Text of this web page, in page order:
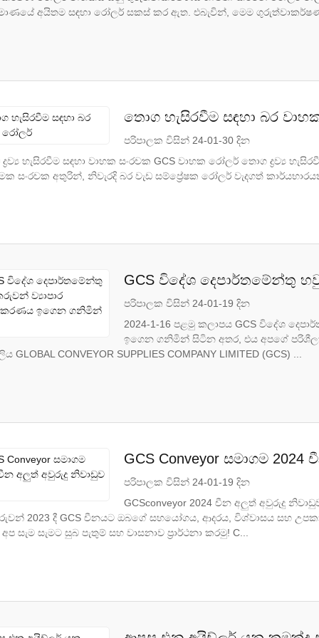
අයිතම සඳහා රෝලර් සකස් කර ඇත. එබැවින්, මෙම
තොග හැසිරවීම සඳහා බර
පරිපාලක විසින් 24-01-30 දින
ද්‍රව්‍ය හැසිරවීම සඳහා වාහක සංරචක GCS වාහක රෝලර් තොග ද්‍රව්‍ය
සංරචක අතුරින්, නිවැරදි බර වැඩ සම්ප්‍රේෂක රෝලර් වැදගත්
GCS විදේශ දෙපාර්තමේන්තු
ඉගෙන ගනිමින් සිටී
පරිපාලක විසින් 24-01-19 දින
2024-1-16 පළමු කලාපය GCS විදේශ
ඉගෙන ගනිමින් සිටින අතර, එය අපගේ
GLOBAL CONVEYOR SUPPLIES COMPANY LIMITED (GCS) ...
GCS Conveyor සමාගම
පරිපාලක විසින් 24-01-19 දින
GCSconveyor 2024 චීන අලුත් අවුරුදු
2023 දී GCS චීනයට ඔබගේ සහයෝගය, ආදරය, විශ්වාසය සහ
සැම සැමට සුබ පැතුම් සහ වාසනාව ප්‍රාර්ථනා කරමු! C...